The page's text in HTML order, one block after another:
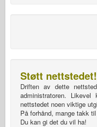
Støtt nettstedet!
Driften av dette
administratoren.
nettstedet noen viktige
På forhånd, mange takk
Du kan gi det du vil ha!